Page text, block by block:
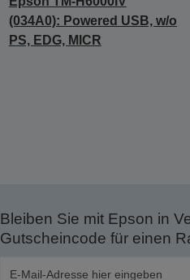
(034A0): Powered USB, w/o
PS, EDG, MICR
Bleiben Sie mit Epson in
Gutscheincode für einen